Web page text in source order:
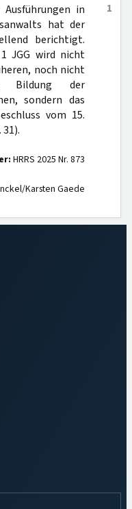
1
in
hat der
berichtigt.
JGG wird nicht
noch nicht
der
sondern das
vom 15.
31).
HRRS 2025 Nr. 873
Karsten Gaede